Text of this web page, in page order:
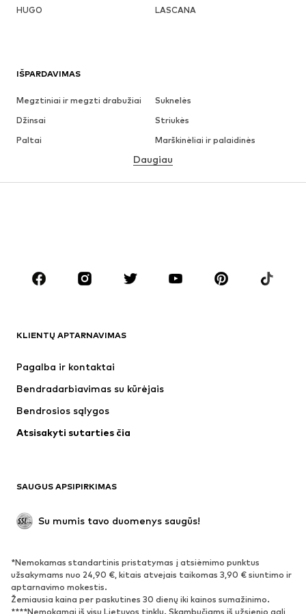
HUGO
LASCANA
IŠPARDAVIMAS
Megztiniai ir megzti drabužiai
Suknelės
Džinsai
Striukės
Paltai
Marškinėliai ir palaidinės
Apatiniai
Sijonai
Palaidinės ir tunikos
Aksesuarai
Premium
Naujienos
Apatiniai
Paltai
Proginiai
Išskirtiniai
BATAI
Naujienos
Daugiau
KLIENTŲ APTARNAVIMAS
Pagalba ir kontaktai
Bendradarbiavimas su kūrėjais
Bendrosios sąlygos
Atsisakyti sutarties čia
SAUGUS APSIPIRKIMAS
Su mumis tavo duomenys saugūs!
*Nemokamas standartinis pristatymas į atsiėmimo punktus
užsakymams nuo 24,90 €, kitais atvejais taikomas 3,90 € siuntimo ir
aptarnavimo mokestis.
Žemiausia kaina per paskutines 30 dienų iki kainos sumažinimo.
****Nemokamai iš visų Lietuvos tinklų. Skambučiams iš užsienio gali